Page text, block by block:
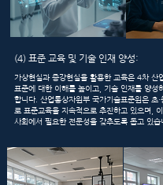
(4) 표준 교육 및 기술 인재 양성:
가상현실과 증강현실을 활용한 교육은 4차 산
표준에 대한 이해를 높이고, 기술 인재를 양성
합니다. 산업통상자원부 국가기술표준원은 초·
로 표준교육을 지속적으로 추진하고 있으며,
사회에서 필요한 전문성을 갖추도록 돕고 있습